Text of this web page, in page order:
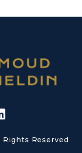
Reserved